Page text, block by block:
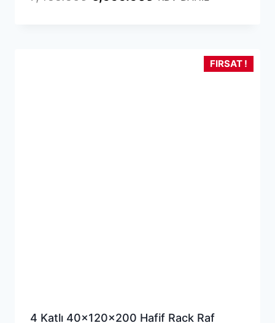
6,999.90₺.
FIRSAT !
4 Katlı 40x120x200 Hafif Rack Raf